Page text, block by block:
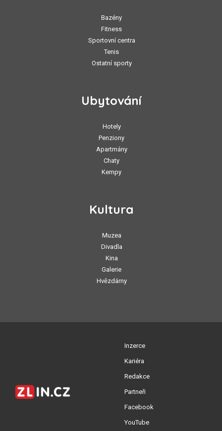
Bazény
Fitness
Sportovní centra
Tenis
Ostatní sporty
Ubytování
Hotely
Penziony
Apartmány
Chaty
Kempy
Kultura
Muzea
Divadla
Kina
Galerie
Hvězdárny
Inzerce
Kariéra
Redakce
Partneři
Facebook
YouTube